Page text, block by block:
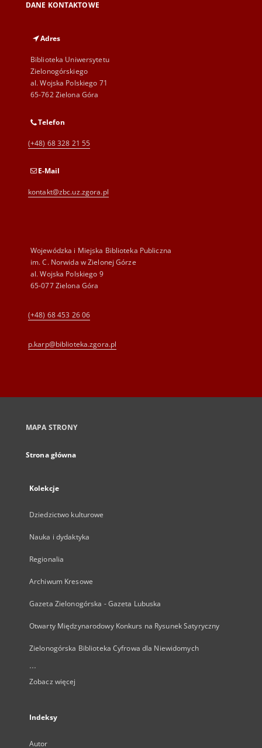
DANE KONTAKTOWE
Adres
Biblioteka Uniwersytetu
Zielonogórskiego
al. Wojska Polskiego 71
65-762 Zielona Góra
Telefon
(+48) 68 328 21 55
E-Mail
kontakt@zbc.uz.zgora.pl
Wojewódzka i Miejska Biblioteka Publiczna
im. C. Norwida w Zielonej Górze
al. Wojska Polskiego 9
65-077 Zielona Góra
(+48) 68 453 26 06
p.karp@biblioteka.zgora.pl
MAPA STRONY
Strona główna
Kolekcje
Dziedzictwo kulturowe
Nauka i dydaktyka
Regionalia
Archiwum Kresowe
Gazeta Zielonogórska - Gazeta Lubuska
Otwarty Międzynarodowy Konkurs na Rysunek Satyryczny
Zielonogórska Biblioteka Cyfrowa dla Niewidomych
...
Zobacz więcej
Indeksy
Autor